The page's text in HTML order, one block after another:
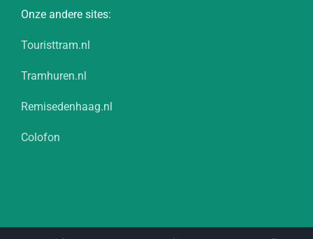
Onze andere sites:
Touristtram.nl
Tramhuren.nl
Remisedenhaag.nl
Colofon